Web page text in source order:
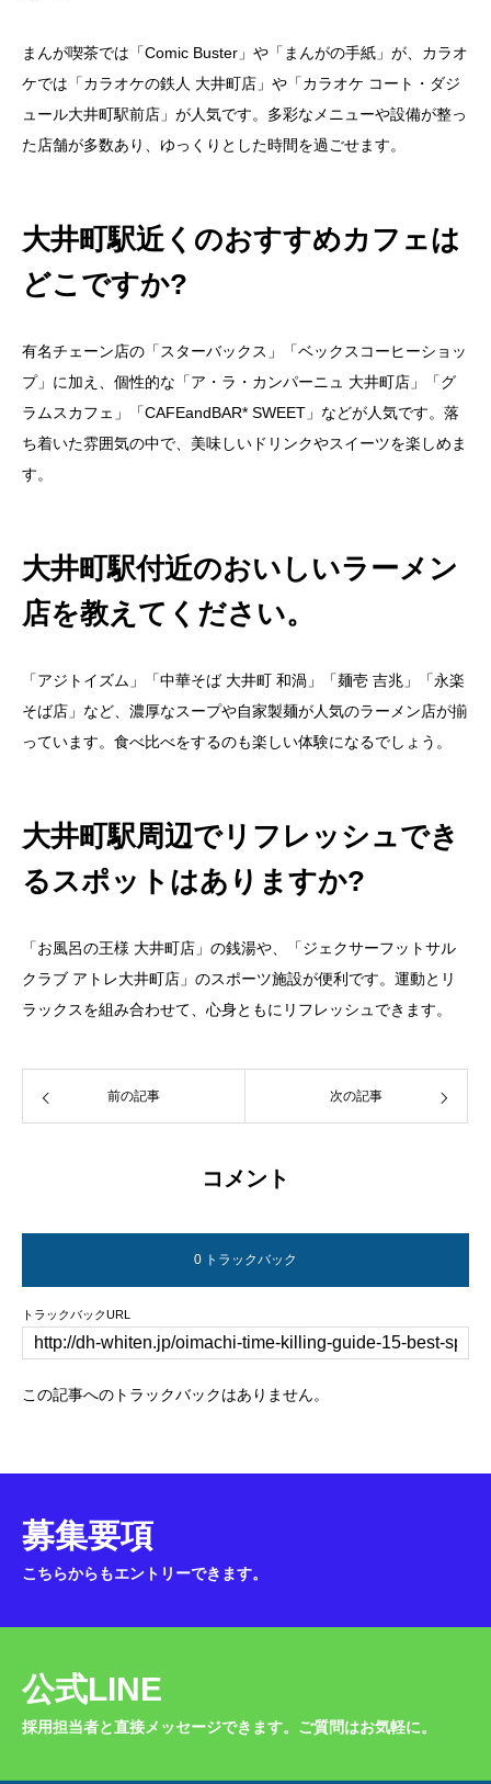
まんが喫茶では「Comic Buster」や「まんがの手紙」が、カラオ
ケでは「カラオケの鉄人 大井町店」や「カラオケ コート・ダジ
ュール大井町駅前店」が人気です。多彩なメニューや設備が整っ
た店舗が多数あり、ゆっくりとした時間を過ごせます。
大井町駅近くのおすすめカフェは
どこですか?
有名チェーン店の「スターバックス」「ベックスコーヒーショッ
プ」に加え、個性的な「ア・ラ・カンパーニュ 大井町店」「グ
ラムスカフェ」「CAFEandBAR* SWEET」などが人気です。落
ち着いた雰囲気の中で、美味しいドリンクやスイーツを楽しめま
す。
大井町駅付近のおいしいラーメン
店を教えてください。
「アジトイズム」「中華そば 大井町 和渦」「麺壱 吉兆」「永楽
そば店」など、濃厚なスープや自家製麺が人気のラーメン店が揃
っています。食べ比べをするのも楽しい体験になるでしょう。
大井町駅周辺でリフレッシュでき
るスポットはありますか?
「お風呂の王様 大井町店」の銭湯や、「ジェクサーフットサル
クラブ アトレ大井町店」のスポーツ施設が便利です。運動とリ
ラックスを組み合わせて、心身ともにリフレッシュできます。
前の記事 次の記事
コメント
0 トラックバック
トラックバックURL
この記事へのトラックバックはありません。
募集要項
こちらからもエントリーできます。
公式LINE
採用担当者と直接メッセージできます。ご質問はお気軽に。